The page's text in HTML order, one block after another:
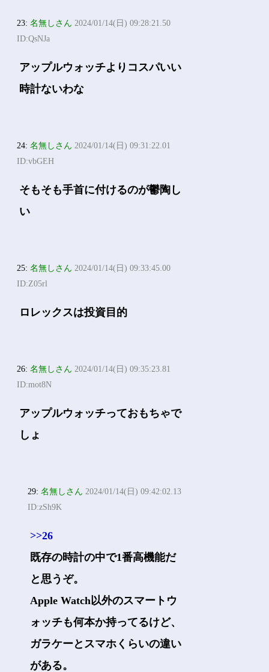
23:名無しさん 2024/01/14(日) 09:28:21.50
ID:QsNJa
アップルウォッチよりコスパいい
時計ないわな
24:名無しさん 2024/01/14(日) 09:31:22.01
ID:vbGEH
そもそも手首に付けるのが鬱陶し
い
25:名無しさん 2024/01/14(日) 09:33:45.00
ID:Z05rl
ロレックスは投資目的
26:名無しさん 2024/01/14(日) 09:35:23.81
ID:mot8N
アップルウォッチっておもちゃで
しょ
29:名無しさん 2024/01/14(日) 09:42:02.13
ID:zSh9K
>>26
既存の時計の中で1番高機能だ
と思うぞ。
Apple Watch以外のスマートウ
ォッチも何本か持ってるけど、
ガラケーとスマホくらいの違い
がある。